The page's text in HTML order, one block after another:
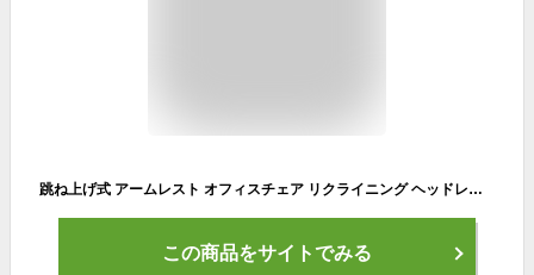
跳ね上げ式 アームレスト オフィスチェア リクライニング ヘッドレスト付 ロッキング メッシュ 肘付き ロータリーアーム ハイバック ハイバックチェア デスクチェア パソコンチェア チェア チェアー ワークチェア ゲーミングチェア 可動
この商品をサイトでみる